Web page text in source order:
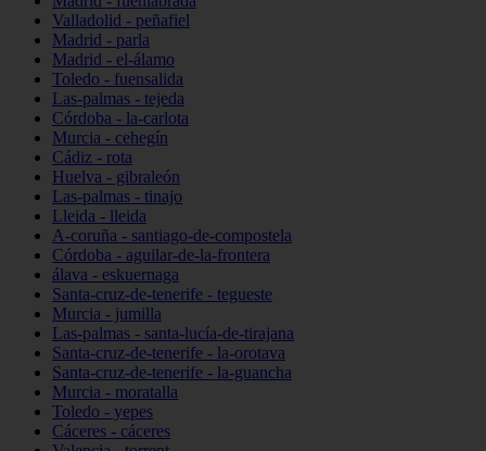
Valladolid - peñafiel
Madrid - parla
Madrid - el-álamo
Toledo - fuensalida
Las-palmas - tejeda
Córdoba - la-carlota
Murcia - cehegín
Cádiz - rota
Huelva - gibraleón
Las-palmas - tinajo
Lleida - lleida
A-coruña - santiago-de-compostela
Córdoba - aguilar-de-la-frontera
álava - eskuernaga
Santa-cruz-de-tenerife - tegueste
Murcia - jumilla
Las-palmas - santa-lucía-de-tirajana
Santa-cruz-de-tenerife - la-orotava
Santa-cruz-de-tenerife - la-guancha
Murcia - moratalla
Toledo - yepes
Cáceres - cáceres